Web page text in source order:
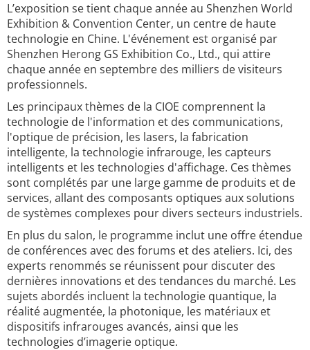
L’exposition se tient chaque année au Shenzhen World
Exhibition & Convention Center, un centre de haute
technologie en Chine. L'événement est organisé par
Shenzhen Herong GS Exhibition Co., Ltd., qui attire
chaque année en septembre des milliers de visiteurs
professionnels.
Les principaux thèmes de la CIOE comprennent la
technologie de l'information et des communications,
l'optique de précision, les lasers, la fabrication
intelligente, la technologie infrarouge, les capteurs
intelligents et les technologies d'affichage. Ces thèmes
sont complétés par une large gamme de produits et de
services, allant des composants optiques aux solutions
de systèmes complexes pour divers secteurs industriels.
En plus du salon, le programme inclut une offre étendue
de conférences avec des forums et des ateliers. Ici, des
experts renommés se réunissent pour discuter des
dernières innovations et des tendances du marché. Les
sujets abordés incluent la technologie quantique, la
réalité augmentée, la photonique, les matériaux et
dispositifs infrarouges avancés, ainsi que les
technologies d’imagerie optique.